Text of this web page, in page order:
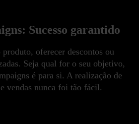
Sucesso garantido
oferecer descontos ou
Seja qual for o seu objetivo,
é para si. A realização de
vendas nunca foi tão fácil.